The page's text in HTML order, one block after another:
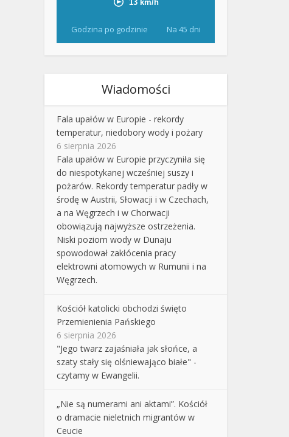
Godzina po godzinie Na 45 dni
Wiadomości
Fala upałów w Europie - rekordy
temperatur, niedobory wody i pożary
6 sierpnia 2026
Fala upałów w Europie przyczyniła się
do niespotykanej wcześniej suszy i
pożarów. Rekordy temperatur padły w
środę w Austrii, Słowacji i w Czechach,
a na Węgrzech i w Chorwacji
obowiązują najwyższe ostrzeżenia.
Niski poziom wody w Dunaju
spowodował zakłócenia pracy
elektrowni atomowych w Rumunii i na
Węgrzech.
Kościół katolicki obchodzi święto
Przemienienia Pańskiego
6 sierpnia 2026
"Jego twarz zajaśniała jak słońce, a
szaty stały się olśniewająco białe" -
czytamy w Ewangelii.
„Nie są numerami ani aktami”. Kościół
o dramacie nieletnich migrantów w
Ceucie